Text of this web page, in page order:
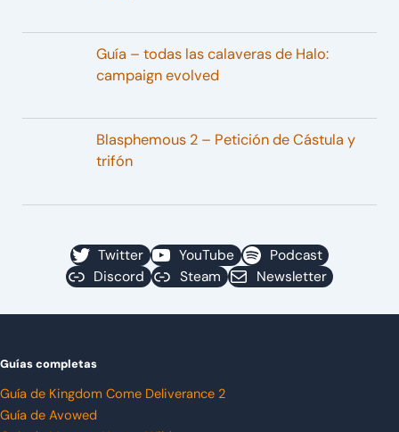
Guía – todas las calaveras de Halo:
campaign evolved
Blasphemous 2 – Petición de Cástula y
trifón
Twitter YouTube
Podcast
Discord
Steam Newsletter
Guías completas
Guía de Kingdom Come Deliverance 2
Guía de Avowed